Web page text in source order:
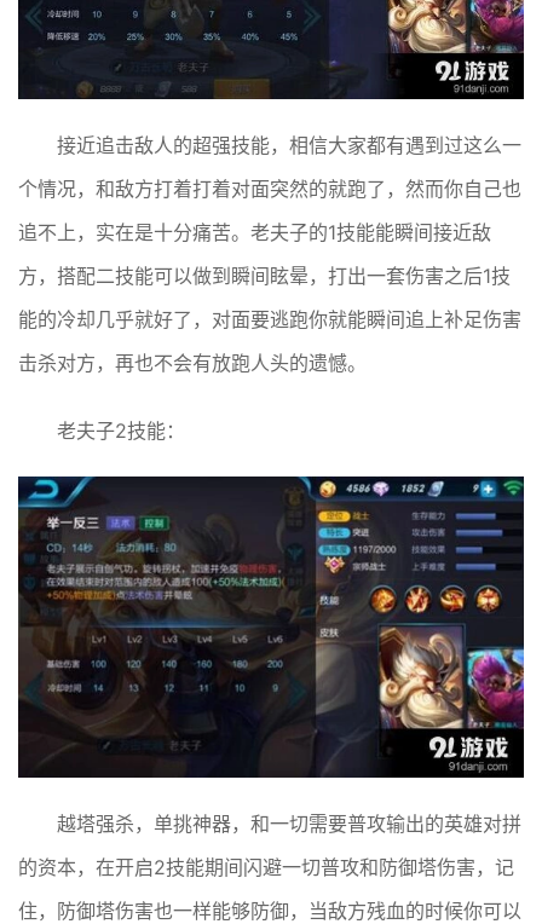
接近追击敌人的超强技能，相信大家都有遇到过这么一
个情况，和敌方打着打着对面突然的就跑了，然而你自己也
追不上，实在是十分痛苦。老夫子的1技能能瞬间接近敌
方，搭配二技能可以做到瞬间眩晕，打出一套伤害之后1技
能的冷却几乎就好了，对面要逃跑你就能瞬间追上补足伤害
击杀对方，再也不会有放跑人头的遗憾。
老夫子2技能：
越塔强杀，单挑神器，和一切需要普攻输出的英雄对拼
的资本，在开启2技能期间闪避一切普攻和防御塔伤害，记
住，防御塔伤害也一样能够防御，当敌方残血的时候你可以